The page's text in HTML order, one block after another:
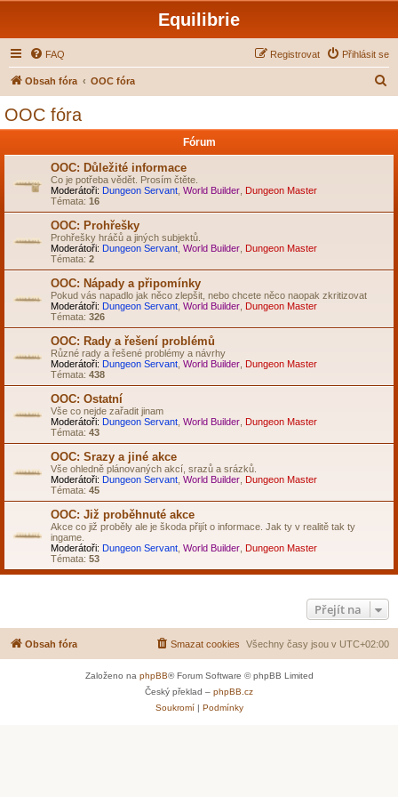
Equilibrie
FAQ Přihlásit se
Registrovat
Obsah fóra OOC fóra
OOC fóra
Fórum
OOC: Důležité informace
Co je potřeba vědět. Prosím čtěte.
Moderátoři: Dungeon Servant World Builder Dungeon Master
Témata: 16
OOC: Prohřešky
Prohřešky hráčů a jiných subjektů.
Moderátoři: Dungeon Servant World Builder Dungeon Master
Témata: 2
OOC: Nápady a připomínky
Pokud vás napadlo jak něco zlepšit, nebo chcete něco naopak zkritizovat
Moderátoři: Dungeon Servant World Builder Dungeon Master
Témata: 326
OOC: Rady a řešení problémů
Různé rady a řešené problémy a návrhy
Moderátoři: Dungeon Servant World Builder Dungeon Master
Témata: 438
OOC: Ostatní
Vše co nejde zařadit jinam
Moderátoři: Dungeon Servant World Builder Dungeon Master
Témata: 43
OOC: Srazy a jiné akce
Vše ohledně plánovaných akcí, srazů a srázků.
Moderátoři: Dungeon Servant World Builder Dungeon Master
Témata: 45
OOC: Již proběhnuté akce
Akce co již proběly ale je škoda přijít o informace. Jak ty v realitě tak ty
ingame.
Moderátoři: Dungeon Servant World Builder Dungeon Master
Témata: 53
Přejít na
Obsah fóra Všechny časy jsou v UTC+02:00
Smazat cookies
Založeno na phpBB® Forum Software © phpBB Limited
Český překlad – phpBB.cz
Soukromí| Podmínky